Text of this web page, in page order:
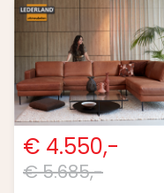
€ 4.550,-
€ 5.685,-